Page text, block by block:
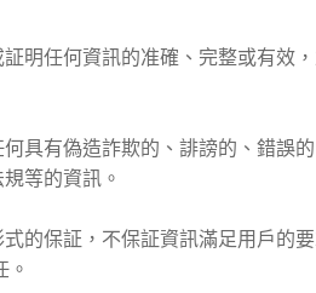
明任何資訊的准確、完整或有效
具有偽造詐欺的、誹謗的、錯誤
等的資訊。
的保証，不保証資訊滿足用戶的
。